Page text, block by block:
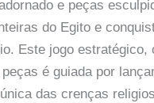
e peças
do Egito e
Este jogo estratégico,
é guiada por
das crenças